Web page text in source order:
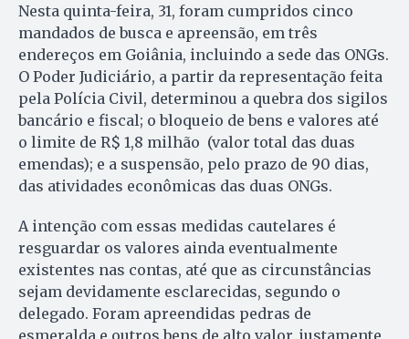
Nesta quinta-feira, 31, foram cumpridos cinco
mandados de busca e apreensão, em três
endereços em Goiânia, incluindo a sede das ONGs.
O Poder Judiciário, a partir da representação feita
pela Polícia Civil, determinou a quebra dos sigilos
bancário e fiscal; o bloqueio de bens e valores até
o limite de R$ 1,8 milhão (valor total das duas
emendas); e a suspensão, pelo prazo de 90 dias,
das atividades econômicas das duas ONGs.
A intenção com essas medidas cautelares é
resguardar os valores ainda eventualmente
existentes nas contas, até que as circunstâncias
sejam devidamente esclarecidas, segundo o
delegado. Foram apreendidas pedras de